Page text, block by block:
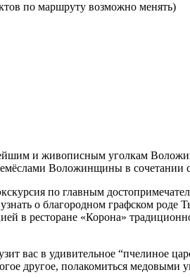
по маршруту возможно менять)
и живописным уголкам
Воложинщины в сочетании
по главным
о благородном графском
в ресторане «Корона»
вас в удивительное “пчелиное
другое, полакомиться медовыми